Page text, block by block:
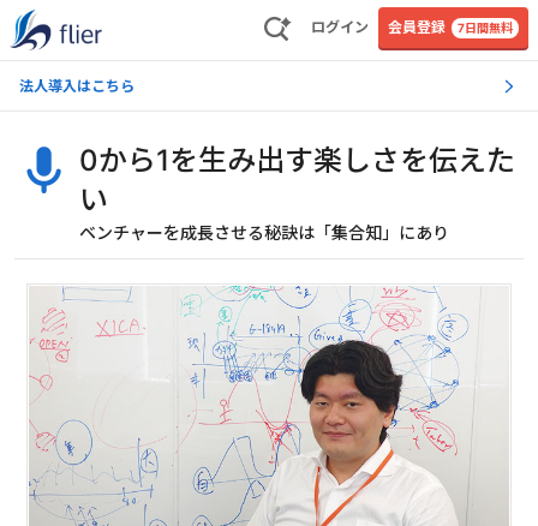
ログイン 会員登録 7日間無料
法人導入はこちら
0から1を生み出す楽しさを伝えた
い
ベンチャーを成長させる秘訣は「集合知」にあり